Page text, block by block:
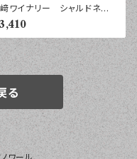
ワイナリー シャルドネ
酵 ２０２４年 ７５０ｍｌ
る